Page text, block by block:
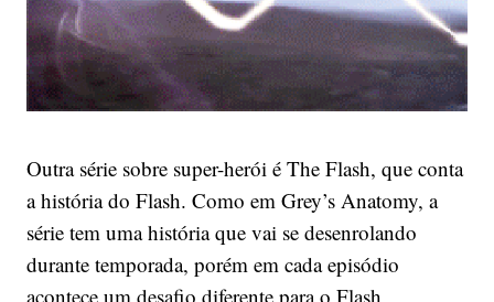
Outra série sobre super-herói é The Flash, que conta
a história do Flash. Como em Grey’s Anatomy, a
série tem uma história que vai se desenrolando
durante temporada, porém em cada episódio
acontece um desafio diferente para o Flash,